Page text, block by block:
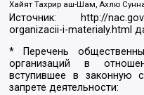
Хайят Тахрир аш-Шам, Ахлю
Источник:
http://
organizacii-i-materialy.html
* Перечень
организаций в
вступившее в законную
запрете деятельности: